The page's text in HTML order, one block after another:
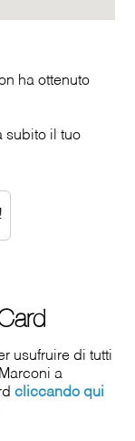
ha ottenuto
subito il tuo
usufruire di tutti
a
cliccando qui